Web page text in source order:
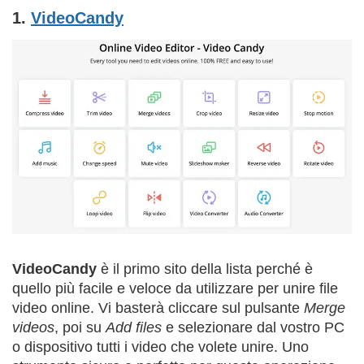
1. VideoCandy
VideoCandy è il primo sito della lista perché è
quello più facile e veloce da utilizzare per unire file
video online. Vi basterà cliccare sul pulsante Merge
videos, poi suAdd files e selezionare dal vostro PC
o dispositivo tutti i video che volete unire. Uno